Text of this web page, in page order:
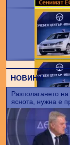
НОВИНИ
Разполагането
яснота, нужна е